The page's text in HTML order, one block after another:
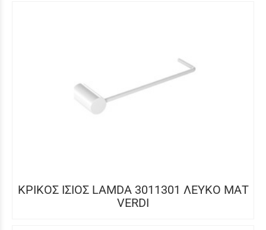
ΚΡΙΚΟΣ ΙΣΙΟΣ LAMDA 3011301 ΛΕΥΚΟ ΜΑΤ
VERDI